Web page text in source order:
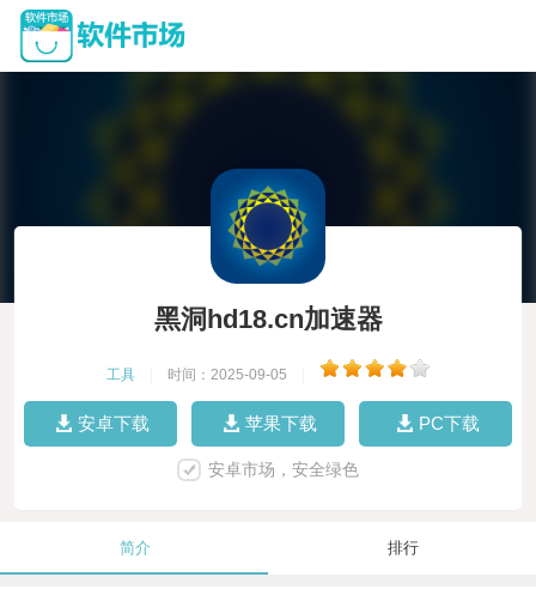
黑洞hd18.cn加速器
工具 时间：2025-09-05
安卓下载 苹果下载 PC下载
安卓市场，安全绿色
简介 排行